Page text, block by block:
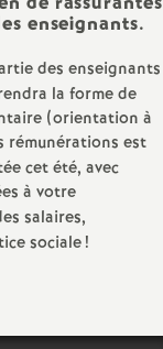
e
c
o
n
d
enseignants.
des enseignants
la forme de
(orientation à
rémunérations est
cet été, avec
à votre
salaires,
sociale!